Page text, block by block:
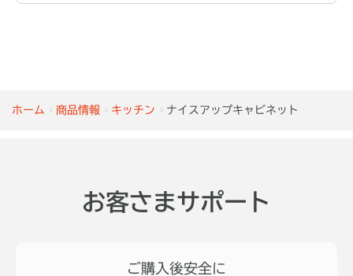
ホーム 商品情報 キッチン ナイスアップキャビネット
お客さまサポート
ご購入後安全に